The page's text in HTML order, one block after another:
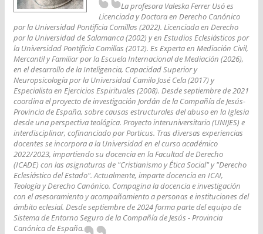
La profesora Valeska Ferrer Usó es
Licenciada y Doctora en Derecho Canónico
por la Universidad Pontificia Comillas (2022). Licenciada en Derecho
por la Universidad de Salamanca (2002) y en Estudios Eclesiásticos por
la Universidad Pontificia Comillas (2012). Es Experta en Mediación Civil,
Mercantil y Familiar por la Escuela Internacional de Mediación (2026),
en el desarrollo de la Inteligencia, Capacidad Superior y
Neuropsicología por la Universidad Camilo José Cela (2017) y
Especialista en Ejercicios Espirituales (2008). Desde septiembre de 2021
coordina el proyecto de investigación Jordán de la Compañía de Jesús-
Provincia de España, sobre causas estructurales del abuso en la Iglesia
desde una perspectiva teológica. Proyecto interuniversitario (UNIJES) e
interdisciplinar, cofinanciado por Porticus. Tras diversas experiencias
docentes se incorpora a la Universidad en el curso académico
2022/2023, impartiendo su docencia en la Facultad de Derecho
(ICADE) con las asignaturas de "Cristianismo y Ética Social" y "Derecho
Eclesiástico del Estado". Actualmente, imparte docencia en ICAI,
Teología y Derecho Canónico. Compagina la docencia e investigación
con el asesoramiento y acompañamiento a personas e instituciones del
ámbito eclesial. Desde septiembre de 2024 forma parte del equipo de
Sistema de Entorno Seguro de la Compañía de Jesús - Provincia
Canónica de España.